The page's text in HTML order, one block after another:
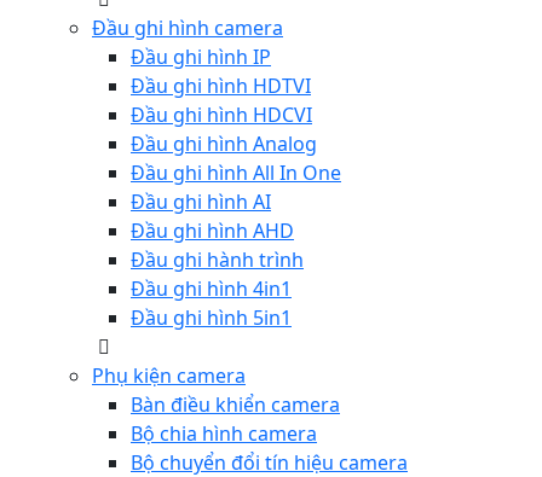
Đầu ghi hình camera
Đầu ghi hình IP
Đầu ghi hình HDTVI
Đầu ghi hình HDCVI
Đầu ghi hình Analog
Đầu ghi hình All In One
Đầu ghi hình AI
Đầu ghi hình AHD
Đầu ghi hành trình
Đầu ghi hình 4in1
Đầu ghi hình 5in1
Phụ kiện camera
Bàn điều khiển camera
Bộ chia hình camera
Bộ chuyển đổi tín hiệu camera